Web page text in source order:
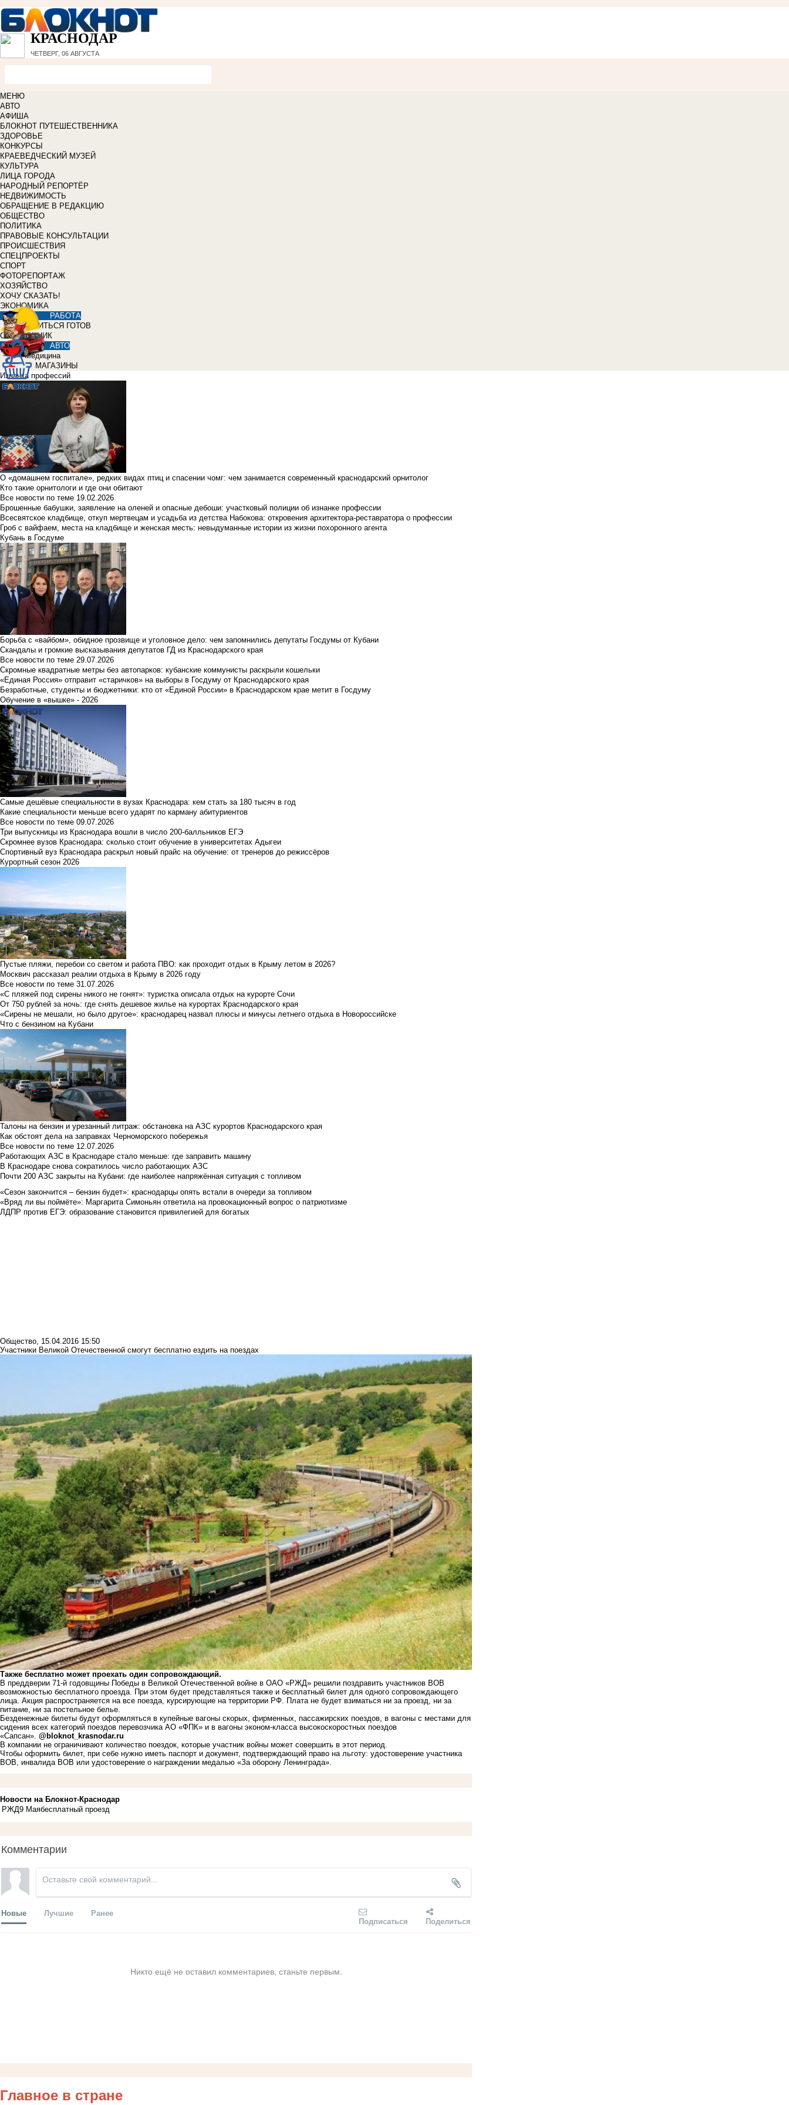
КРАСНОДАР
ЧЕТВЕРГ, 06 АВГУСТА
МЕНЮ
АВТО
АФИША
БЛОКНОТ ПУТЕШЕСТВЕННИКА
ЗДОРОВЬЕ
КОНКУРСЫ
КРАЕВЕДЧЕСКИЙ МУЗЕЙ
КУЛЬТУРА
ЛИЦА ГОРОДА
НАРОДНЫЙ РЕПОРТЁР
НЕДВИЖИМОСТЬ
ОБРАЩЕНИЕ В РЕДАКЦИЮ
ОБЩЕСТВО
ПОЛИТИКА
ПРАВОВЫЕ КОНСУЛЬТАЦИИ
ПРОИСШЕСТВИЯ
СПЕЦПРОЕКТЫ
СПОРТ
ФОТОРЕПОРТАЖ
ХОЗЯЙСТВО
ХОЧУ СКАЗАТЬ!
ЭКОНОМИКА
РАБОТА
УЧИТЬСЯ ГОТОВ
СПРАВОЧНИК
АВТО
Медицина
МАГАЗИНЫ
Изнанка профессий
О «домашнем госпитале», редких видах птиц и спасении чомг: чем занимается современный краснодарский орнитолог
Кто такие орнитологи и где они обитают
Все новости по теме 19.02.2026
Брошенные бабушки, заявление на оленей и опасные дебоши: участковый полиции об изнанке профессии
Всесвятское кладбище, откуп мертвецам и усадьба из детства Набокова: откровения архитектора-реставратора о профессии
Гроб с вайфаем, места на кладбище и женская месть: невыдуманные истории из жизни похоронного агента
Кубань в Госдуме
Борьба с «вайбом», обидное прозвище и уголовное дело: чем запомнились депутаты Госдумы от Кубани
Скандалы и громкие высказывания депутатов ГД из Краснодарского края
Все новости по теме 29.07.2026
Скромные квадратные метры без автопарков: кубанские коммунисты раскрыли кошельки
«Единая Россия» отправит «старичков» на выборы в Госдуму от Краснодарского края
Безработные, студенты и бюджетники: кто от «Единой России» в Краснодарском крае метит в Госдуму
Обучение в «вышке» - 2026
Самые дешёвые специальности в вузах Краснодара: кем стать за 180 тысяч в год
Какие специальности меньше всего ударят по карману абитуриентов
Все новости по теме 09.07.2026
Три выпускницы из Краснодара вошли в число 200-балльников ЕГЭ
Скромнее вузов Краснодара: сколько стоит обучение в университетах Адыгеи
Спортивный вуз Краснодара раскрыл новый прайс на обучение: от тренеров до режиссёров
Курортный сезон 2026
Пустые пляжи, перебои со светом и работа ПВО: как проходит отдых в Крыму летом в 2026?
Москвич рассказал реалии отдыха в Крыму в 2026 году
Все новости по теме 31.07.2026
«С пляжей под сирены никого не гонят»: туристка описала отдых на курорте Сочи
От 750 рублей за ночь: где снять дешевое жилье на курортах Краснодарского края
«Сирены не мешали, но было другое»: краснодарец назвал плюсы и минусы летнего отдыха в Новороссийске
Что с бензином на Кубани
Талоны на бензин и урезанный литраж: обстановка на АЗС курортов Краснодарского края
Как обстоят дела на заправках Черноморского побережья
Все новости по теме 12.07.2026
Работающих АЗС в Краснодаре стало меньше: где заправить машину
В Краснодаре снова сократилось число работающих АЗС
Почти 200 АЗС закрыты на Кубани: где наиболее напряжённая ситуация с топливом
«Сезон закончится – бензин будет»: краснодарцы опять встали в очереди за топливом
«Вряд ли вы поймёте»: Маргарита Симоньян ответила на провокационный вопрос о патриотизме
ЛДПР против ЕГЭ: образование становится привилегией для богатых
Общество, 15.04.2016 15:50
Участники Великой Отечественной смогут бесплатно ездить на поездах
Также бесплатно может проехать один сопровождающий.
В преддверии 71-й годовщины Победы в Великой Отечественной войне в ОАО «РЖД» решили поздравить участников ВОВ
возможностью бесплатного проезда. При этом будет представляться также и бесплатный билет для одного сопровождающего
лица. Акция распространяется на все поезда, курсирующие на территории РФ. Плата не будет взиматься ни за проезд, ни за
питание, ни за постельное белье.
Безденежные билеты будут оформляться в купейные вагоны скорых, фирменных, пассажирских поездов, в вагоны с местами для
сидения всех категорий поездов перевозчика АО «ФПК» и в вагоны эконом-класса высокоскоростных поездов
«Сапсан». @bloknot_krasnodar.ru
В компании не ограничивают количество поездок, которые участник войны может совершить в этот период.
Чтобы оформить билет, при себе нужно иметь паспорт и документ, подтверждающий право на льготу: удостоверение участника
ВОВ, инвалида ВОВ или удостоверение о награждении медалью «За оборону Ленинграда».
Новости на Блoкнoт-Краснодар
РЖД9 Маябесплатный проезд
Комментарии
Новые Лучшие Ранее
Подписаться Поделиться
Никто ещё не оставил комментариев, станьте первым.
Главное в стране